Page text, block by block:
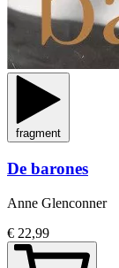
fragment
De barones
Anne Glenconner
€ 22,99